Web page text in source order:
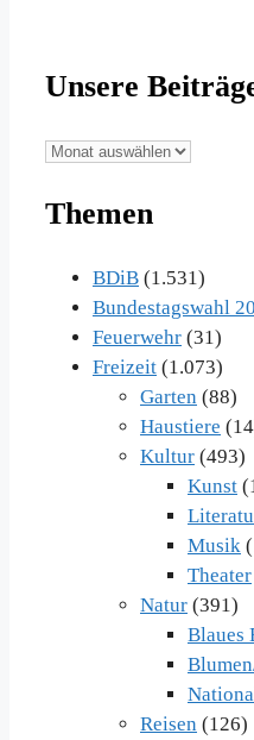
Unsere
Unsere
im
Themen
BDiB (1.531)
Bundestagswahl
Feuerwehr (31)
Freizeit (1.073)
Garten (88)
Haustiere
Kultur (493)
Kunst
Musik
Theater
Natur (391)
Blaues
Reisen (126)